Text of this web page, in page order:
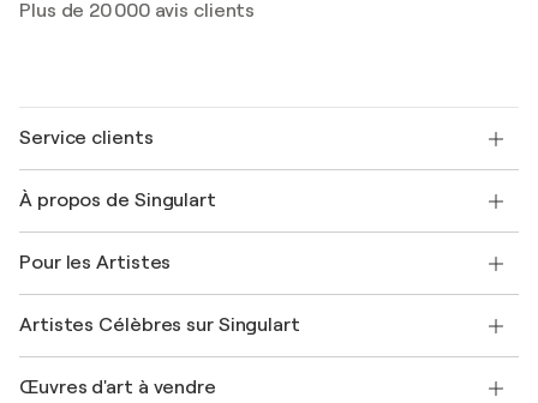
Plus de 20 000 avis clients
Service clients
Expédition
Offrir une carte cadeau
Rejoignez notre programme commercial
Mon compte
+33 1 76 44 06 42
À propos de Singulart
FAQ
Magazine Singulart
Emplois
Découvrez une sélection d'art original
Pour les Artistes
Se connecter en tant qu'Artiste
Artistes Célèbres sur Singulart
Marc Chagall
Œuvres d'art à vendre